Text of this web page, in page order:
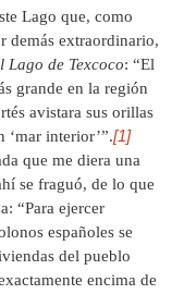
Lago que, como
demás extraordinario,
Lago de Texcoco: “El
grande en la región
avistara sus orillas
‘mar interior’”.[1]
que me diera una
se fraguó, de lo que
“Para ejercer
españoles se
del pueblo
encima de